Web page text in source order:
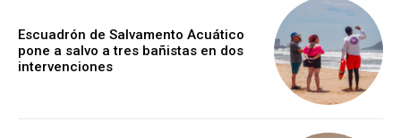
Escuadrón de Salvamento Acuático
pone a salvo a tres bañistas en dos
intervenciones